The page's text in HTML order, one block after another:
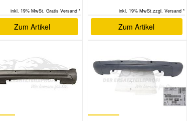
inkl. 19% MwSt. Gratis Versand *
Zum Artikel
inkl. 19% MwSt.zzgl. Versand *
Zum Artikel